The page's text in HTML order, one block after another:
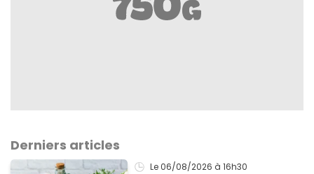
Derniers articles
Le 06/08/2026 à 16h30